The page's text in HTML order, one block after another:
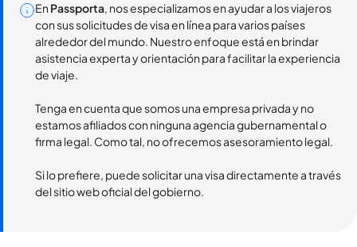
En Passporta, nos especializamos en ayudar a los viajeros
con sus solicitudes de visa en línea para varios países
alrededor del mundo. Nuestro enfoque está en brindar
asistencia experta y orientación para facilitar la experiencia
de viaje.
Tenga en cuenta que somos una empresa privada y no
estamos afiliados con ninguna agencia gubernamental o
firma legal. Como tal, no ofrecemos asesoramiento legal.
Si lo prefiere, puede solicitar una visa directamente a través
del sitio web oficial del gobierno.